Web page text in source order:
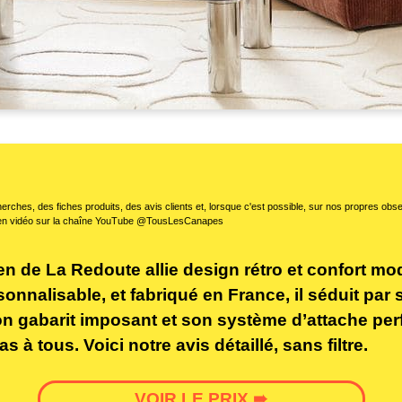
des fiches produits, des avis clients et, lorsque c'est possible, sur nos propres
vidéo sur la chaîne YouTube @TousLesCanapes
de La Redoute allie design rétro et confort
et fabriqué en France, il séduit par
gabarit imposant et son système d’attache
à tous. Voici notre avis détaillé, sans filtre.